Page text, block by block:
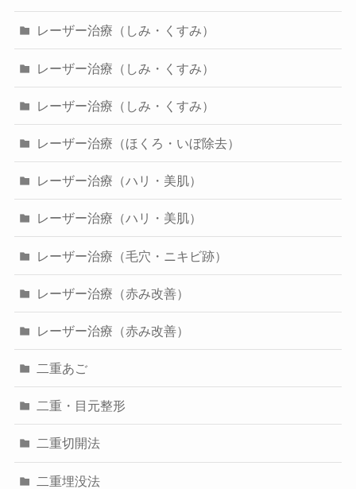
レーザー治療（しみ・くすみ）
レーザー治療（しみ・くすみ）
レーザー治療（しみ・くすみ）
レーザー治療（ほくろ・いぼ除去）
レーザー治療（ハリ・美肌）
レーザー治療（ハリ・美肌）
レーザー治療（毛穴・ニキビ跡）
レーザー治療（赤み改善）
レーザー治療（赤み改善）
二重あご
二重・目元整形
二重切開法
二重埋没法